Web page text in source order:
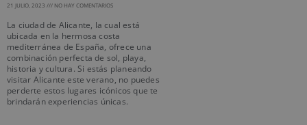
21 JULIO, 2023 NO HAY COMENTARIOS
La ciudad de Alicante, la cual está
ubicada en la hermosa costa
mediterránea de España, ofrece una
combinación perfecta de sol, playa,
historia y cultura. Si estás planeando
visitar Alicante este verano, no puedes
perderte estos lugares icónicos que te
brindarán experiencias únicas.